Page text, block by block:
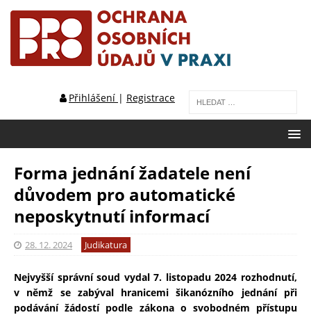
Přihlášení | Registrace
Forma jednání žadatele není
důvodem pro automatické
neposkytnutí informací
28. 12. 2024 Judikatura
Nejvyšší správní soud vydal 7. listopadu 2024 rozhodnutí,
v němž se zabýval hranicemi šikanózního jednání při
podávání žádostí podle zákona o svobodném přístupu